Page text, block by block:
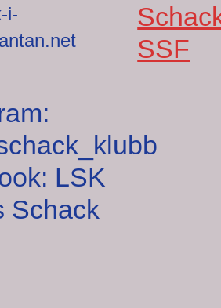
i-
LSK
Schack
SSF